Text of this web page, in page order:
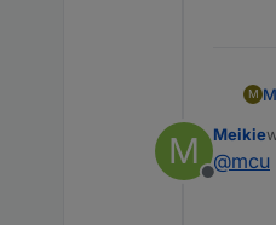
M
M
Offline
Meikie
@mcu